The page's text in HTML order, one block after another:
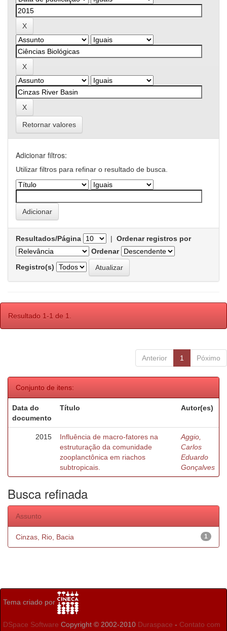
Retornar valores
Adicionar filtros:
Utilizar filtros para refinar o resultado de busca.
Resultados/Página | Ordenar registros por
Ordenar
Registro(s)
Resultado 1-1 de 1.
Anterior 1 Póximo
Conjunto de itens:
Data do
documento
Título Autor(es)
2015
Influência de macro-fatores na
estruturação da comunidade
zooplanctônica em riachos
subtropicais.
Aggio,
Carlos
Eduardo
Gonçalves
Busca refinada
Assunto
1
Cinzas, Rio, Bacia
Tema criado por
DSpace Software Copyright © 2002-2010 Duraspace - Contato com